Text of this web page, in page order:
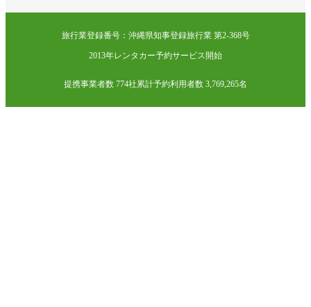
旅行業登録番号：沖縄県知事登録旅行業 第2-368号
2013年レンタカー予約サービス開始
提携事業者数 774社累計予約利用者数 3,769,265名